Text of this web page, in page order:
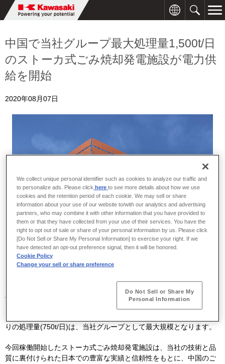
中国で当社グループ最大処理量1,500t/日
のストーカ式ごみ焼却発電施設が電力供
給を開始
2020年08月07日
咸陽市ごみ発電施設
との合弁会社である安徽海螺川崎
）が納入した中国・陝西省咸陽市向けス
りの処理量(750t/日)は、当社グループとして最大規模となります。
今回稼働開始したストーカ式ごみ焼却発電施設は、当社の技術と品
質に裏付けられた日本での豊富な実績と信頼性をもとに、中国のご
We collect unique personal identifier such as cookies to analyze our traffic and
to personalize ads. Please click hereto see more details about how we use
cookies and the retention period of each cookie. We may sell or share
information about your use of our website to/with our analytics and advertising
partners, who may combine it with other information that you have provided to
them or that they have collected from your use of their services. You have the
right to opt out of sale or share of your personal information by us. Please click
[Do Not Sell or Share My Personal Information] to exercise your right. If we
have detected an opt-out preference signal, then it will be honored.
Cookie Policy
Change your sell or share preference
Do Not Sell or Share My
Personal Information